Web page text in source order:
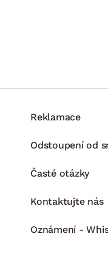
Reklamace
Odstoupení od
Časté otázky
Kontaktujte nás
Oznámení -